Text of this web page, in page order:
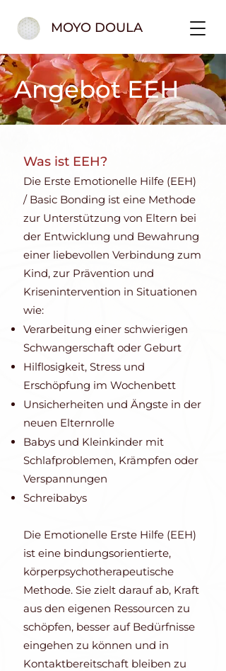
MOYO DOULA
Angebot EEH
Was ist EEH?
Die Erste Emotionelle Hilfe (EEH)
/ Basic Bonding ist eine Methode
zur Unterstützung von Eltern bei
der Entwicklung und Bewahrung
einer liebevollen Verbindung zum
Kind, zur Prävention und
Krisenintervention in Situationen
wie:
Verarbeitung einer schwierigen
Schwangerschaft oder Geburt
Hilflosigkeit, Stress und
Erschöpfung im Wochenbett
Unsicherheiten und Ängste in der
neuen Elternrolle
Babys und Kleinkinder mit
Schlafproblemen, Krämpfen oder
Verspannungen
Schreibabys
Die Emotionelle Erste Hilfe (EEH)
ist eine bindungsorientierte,
körperpsychotherapeutische
Methode. Sie zielt darauf ab, Kraft
aus den eigenen Ressourcen zu
schöpfen, besser auf Bedürfnisse
eingehen zu können und in
Kontaktbereitschaft bleiben zu